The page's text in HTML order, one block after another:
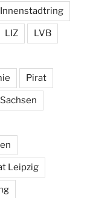
Innenstadtring
LIZ LVB
Pirat
Leipzig